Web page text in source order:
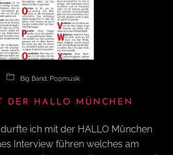
Big Band Popmusik
DER HALLO MÜNCHEN
ich mit der HALLO München
Interview führen welches am